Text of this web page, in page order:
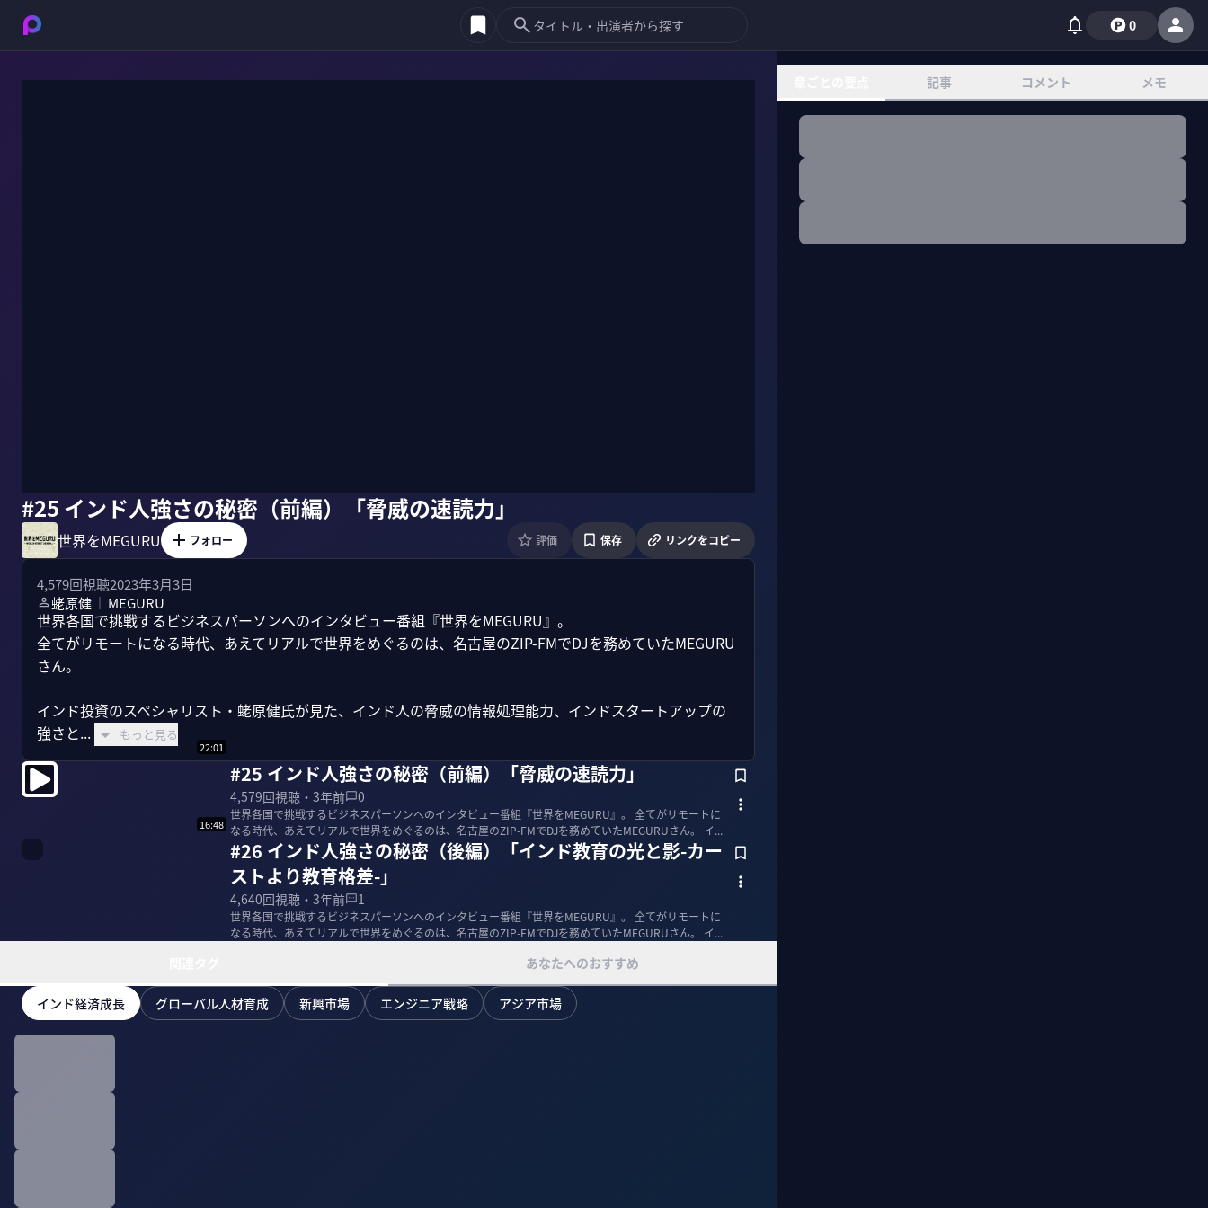
0
#25 インド人強さの秘密（前編）「脅威の速読力」
世界をMEGURU フォロー 評価 保存 リンクをコピー
4,579回視聴2023年3月3日
蛯原健 ｜ MEGURU
世界各国で挑戦するビジネスパーソンへのインタビュー番組『世界をMEGURU』。
全てがリモートになる時代、あえてリアルで世界をめぐるのは、名古屋のZIP-FMでDJを務めていたMEGURU
さん。
インド投資のスペシャリスト・蛯原健氏が見た、インド人の脅威の情報処理能力、インドスタートアップの
強さと...
もっと見る
22:01
#25 インド人強さの秘密（前編）「脅威の速読力」
4,579回視聴・ 3年前 0
世界各国で挑戦するビジネスパーソンへのインタビュー番組『世界をMEGURU』。 全てがリモートに
なる時代、あえてリアルで世界をめぐるのは、名古屋のZIP-FMでDJを務めていたMEGURUさん。 イ...
16:48
#26 インド人強さの秘密（後編）「インド教育の光と影-カー
ストより教育格差-」
4,640回視聴・ 3年前 1
世界各国で挑戦するビジネスパーソンへのインタビュー番組『世界をMEGURU』。 全てがリモートに
なる時代、あえてリアルで世界をめぐるのは、名古屋のZIP-FMでDJを務めていたMEGURUさん。 イ...
あなたへのおすすめ
インド経済成長 グローバル人材育成 新興市場 エンジニア戦略 アジア市場
記事 コメント メモ